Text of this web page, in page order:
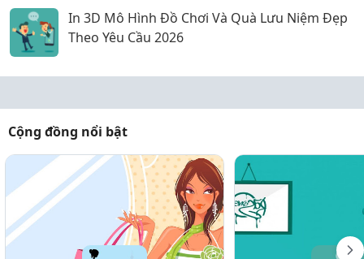
In 3D Mô Hình Đồ Chơi Và Quà Lưu Niệm Đẹp
Theo Yêu Cầu 2026
Cộng đồng nổi bật